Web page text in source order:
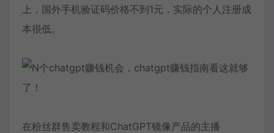
上，国外手机验证码价格不到1元，实际的个人注册成
本很低。
在粉丝群售卖教程和ChatGPT镜像产品的主播